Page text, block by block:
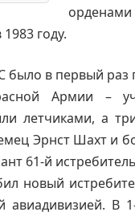
году.
было в первый
Армии –
летчиками, а
Эрнст Шахт и
61-й
новый
авиадивизией. В